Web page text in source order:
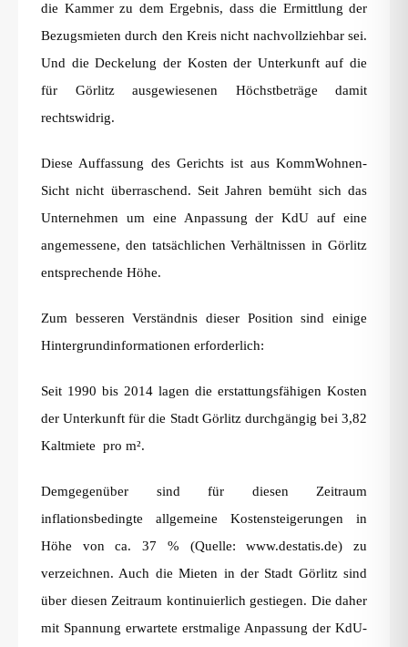
die Kammer zu dem Ergebnis, dass die Ermittlung der
Bezugsmieten durch den Kreis nicht nachvollziehbar sei.
Und die Deckelung der Kosten der Unterkunft auf die
für Görlitz ausgewiesenen Höchstbeträge damit
rechtswidrig.
Diese Auffassung des Gerichts ist aus KommWohnen-
Sicht nicht überraschend. Seit Jahren bemüht sich das
Unternehmen um eine Anpassung der KdU auf eine
angemessene, den tatsächlichen Verhältnissen in Görlitz
entsprechende Höhe.
Zum besseren Verständnis dieser Position sind einige
Hintergrundinformationen erforderlich:
Seit 1990 bis 2014 lagen die erstattungsfähigen Kosten
der Unterkunft für die Stadt Görlitz durchgängig bei 3,82
Kaltmiete pro m².
Demgegenüber sind für diesen Zeitraum
inflationsbedingte allgemeine Kostensteigerungen in
Höhe von ca. 37 % (Quelle: www.destatis.de) zu
verzeichnen. Auch die Mieten in der Stadt Görlitz sind
über diesen Zeitraum kontinuierlich gestiegen. Die daher
mit Spannung erwartete erstmalige Anpassung der KdU-